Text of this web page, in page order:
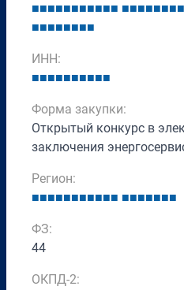
■■■■■■■■■■■ ■■■■■■■■
■■■■■■■■
ИНН:
■■■■■■■■■■
Форма закупки:
Открытый конкурс в
заключения
Регион:
■■■■■■■■■■■ ■■■■■■■
ФЗ:
44
ОКПД-2: